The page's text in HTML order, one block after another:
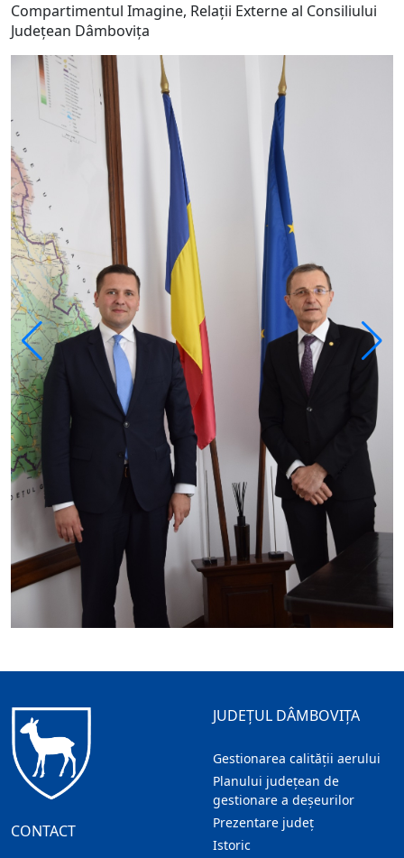
Compartimentul Imagine, Relații Externe al Consiliului
Județean Dâmbovița
CONTACT
JUDEȚUL DÂMBOVIȚA
Gestionarea calității aerului
Planului județean de
gestionare a deșeurilor
Prezentare judeţ
Istoric